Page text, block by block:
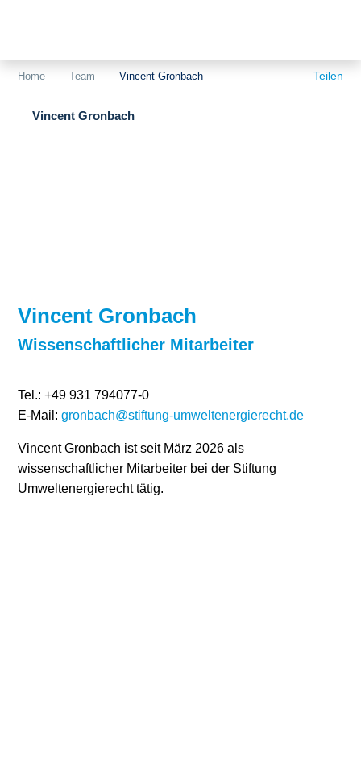
Speicher
Wärme
Wasserstoff
Forschungsnetzwerk
Newsletter
Infomaterial
Home Team Vincent Gronbach Teilen
Vincent Gronbach
Vincent Gronbach
Wissenschaftlicher Mitarbeiter
Tel.: +49 931 794077-0
E-Mail: gronbach@stiftung-umweltenergierecht.de
Vincent Gronbach ist seit März 2026 als
wissenschaftlicher Mitarbeiter bei der Stiftung
Umweltenergierecht tätig.